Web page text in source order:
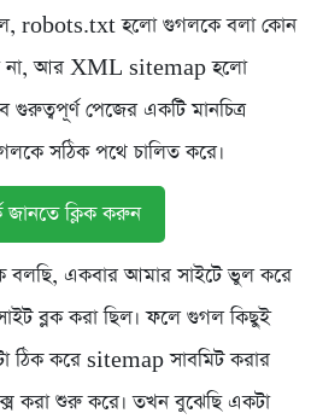
robots.txt হলো গুগলকে বলা কোন
না, আর XML sitemap হলো
পেজের একটি মানচিত্র
সঠিক পথে চালিত করে।
জানতে ক্লিক করুন
বলছি, একবার আমার সাইটে ভুল করে
ব্লক করা ছিল। ফলে গুগল কিছুই
ঠিক করে sitemap সাবমিট করার
করা শুরু করে। তখন বুঝেছি একটা